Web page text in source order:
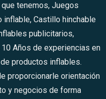
tenemos, Juegos
inflable, Castillo hinchable
publicitarios,
Años de experiencias en
productos inflables.
proporcionarle orientación
y negocios de forma